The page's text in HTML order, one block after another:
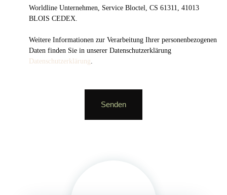
Worldline Unternehmen, Service Bloctel, CS 61311, 41013
BLOIS CEDEX.
Weitere Informationen zur Verarbeitung Ihrer personenbezogenen
Daten finden Sie in unserer Datenschutzerklärung
Datenschutzerklärung
Senden